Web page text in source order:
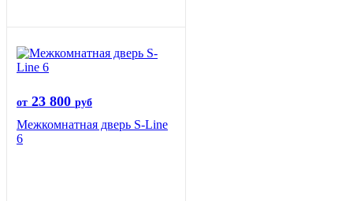
от 23 800 руб
Межкомнатная дверь S-Line
6